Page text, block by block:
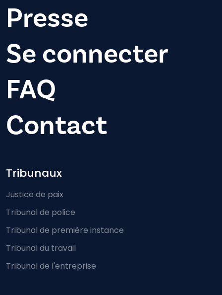
Presse
Se connecter
FAQ
Contact
Footer-menu
Tribunaux
Justice de paix
Tribunal de police
Tribunal de première instance
Tribunal du travail
Tribunal de l'entreprise